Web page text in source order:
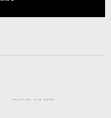
DISCLAIMER